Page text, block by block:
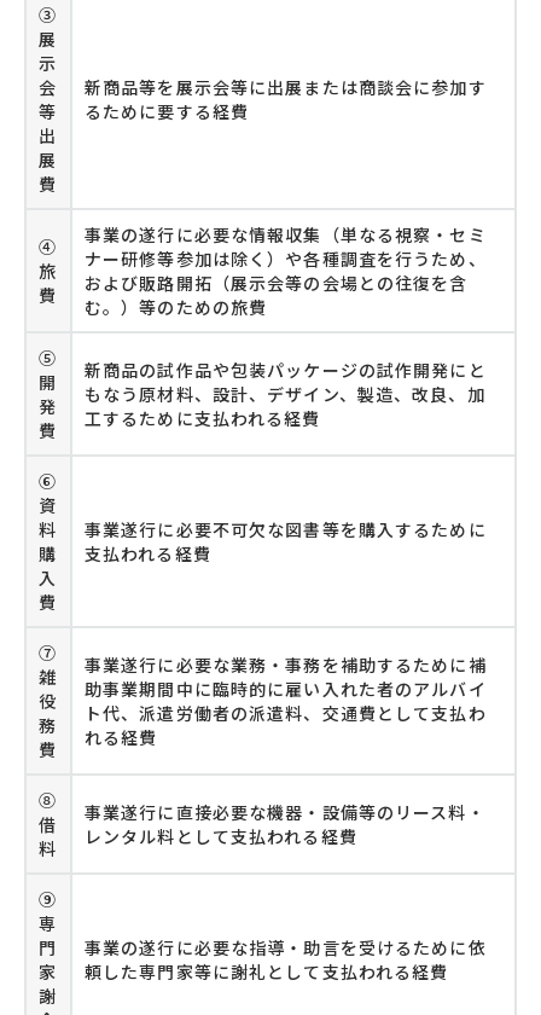
③
展
示
会
等
出
展
費
新商品等を展示会等に出展または商談会に参加す
るために要する経費
④
旅
費
事業の遂行に必要な情報収集（単なる視察・セミ
ナー研修等参加は除く）や各種調査を行うため、
および販路開拓（展示会等の会場との往復を含
む。）等のための旅費
⑤
開
発
費
新商品の試作品や包装パッケージの試作開発にと
もなう原材料、設計、デザイン、製造、改良、加
工するために支払われる経費
⑥
資
料
購
入
費
事業遂行に必要不可欠な図書等を購入するために
支払われる経費
⑦
雑
役
務
費
事業遂行に必要な業務・事務を補助するために補
助事業期間中に臨時的に雇い入れた者のアルバイ
ト代、派遣労働者の派遣料、交通費として支払わ
れる経費
⑧
借
料
事業遂行に直接必要な機器・設備等のリース料・
レンタル料として支払われる経費
⑨
専
門
家
謝
事業の遂行に必要な指導・助言を受けるために依
頼した専門家等に謝礼として支払われる経費